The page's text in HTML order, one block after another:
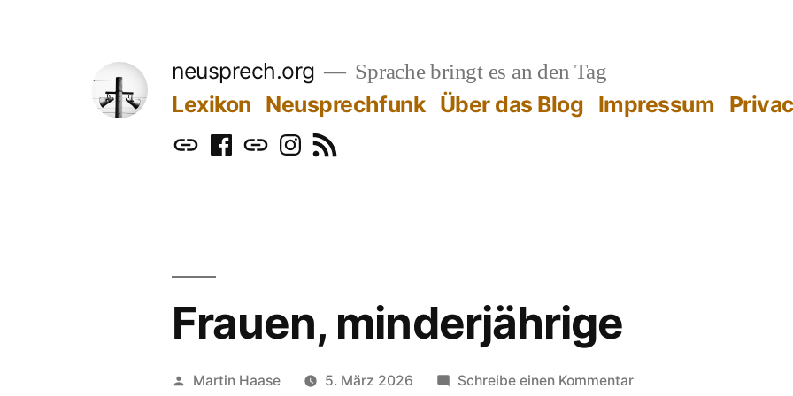
neusprech.org Sprache bringt es an den Tag
Lexikon Neusprechfunk Über das Blog Impressum
MastodonFacebook
BlueskyInstagram
RSS
Frauen, minderjährige
Veröffentlicht
Martin Haase 5. März 2026 Schreibe einen Kommentarzu